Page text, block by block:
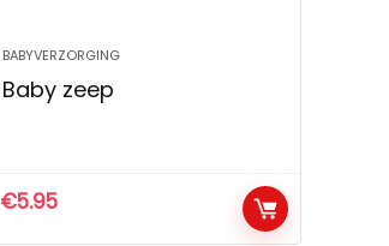
BABYVERZORGING
Baby zeep
€5.95